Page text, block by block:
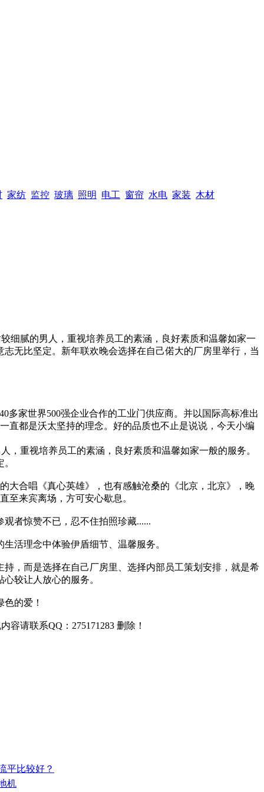
家纺 监控 玻璃 照明 电工 窗帘 水电 家装 木材
细腻的男人，重视培养员工的素涵，良好素质和温馨如家一
无比坚定。新年联欢晚会选择在自己偌大的厂房里举行，当
家世界500强企业合作的工业门供应商。并以国际高标准出
直都是沃太坚持的理念。好的品质也不止是说说，今天小编
，重视培养员工的素涵，良好素质和温馨如家一般的服务。
大合唱《真心英雄》，也有感触沧桑的《北京，北京》，晚
至来宾离场，方可安心歇息。
者惊赞不已，忍不住拍照珍藏......
活理念中体验伊盾细节、温馨服务。
，而是选择在自己厂房里、选择内部员工策划安排，就是希
较让人放心的服务。
的爱！
请联系QQ：275171283 删除！
平比较好？
机